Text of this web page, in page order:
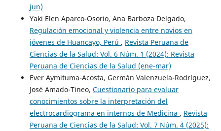
jun)
Yaki Elen Aparco-Osorio, Ana Barboza Delgado,
Regulación emocional y violencia entre novios en
jóvenes de Huancayo, Perú , Revista Peruana de
Ciencias de la Salud: Vol. 6 Núm. 1 (2024): Revista
Peruana de Ciencias de la Salud (ene-mar)
Ever Aymituma-Acosta, Germán Valenzuela-Rodríguez,
José Amado-Tineo, Cuestionario para evaluar
conocimientos sobre la interpretación del
electrocardiograma en internos de Medicina , Revista
Peruana de Ciencias de la Salud: Vol. 7 Núm. 4 (2025):